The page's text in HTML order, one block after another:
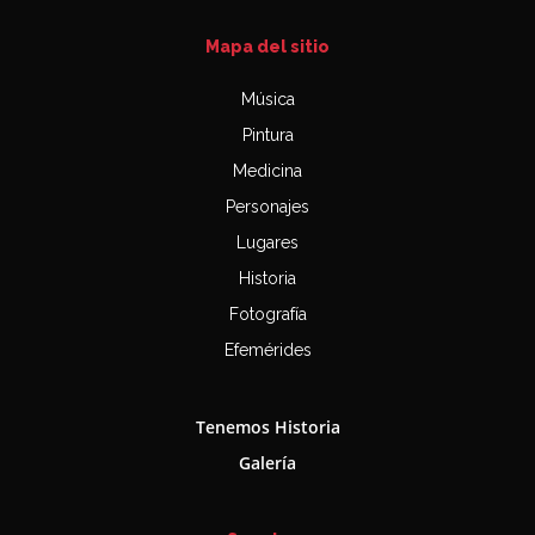
Mapa del sitio
Música
Pintura
Medicina
Personajes
Lugares
Historia
Fotografía
Efemérides
Tenemos Historia
Galería